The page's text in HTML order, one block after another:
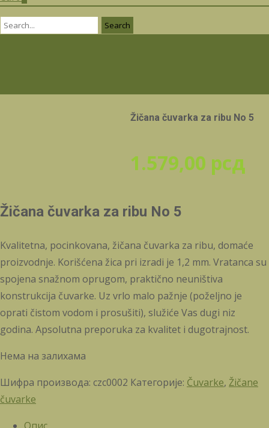
Search
Žičana čuvarka za ribu No 5
1.579,00 рсд
Žičana čuvarka za ribu No 5
Kvalitetna, pocinkovana, žičana čuvarka za ribu, domaće
proizvodnje. Korišćena žica pri izradi je 1,2 mm. Vratanca su
spojena snažnom oprugom, praktično neuništiva
konstrukcija čuvarke. Uz vrlo malo pažnje (poželjno je
oprati čistom vodom i prosušiti), služiće Vas dugi niz
godina. Apsolutna preporuka za kvalitet i dugotrajnost.
Нема на залихама
Шифра производа: czc0002 Категорије: Čuvarke, Žičane
čuvarke